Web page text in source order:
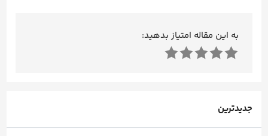
به این مقاله امتیاز بدهید:
جدیدترین